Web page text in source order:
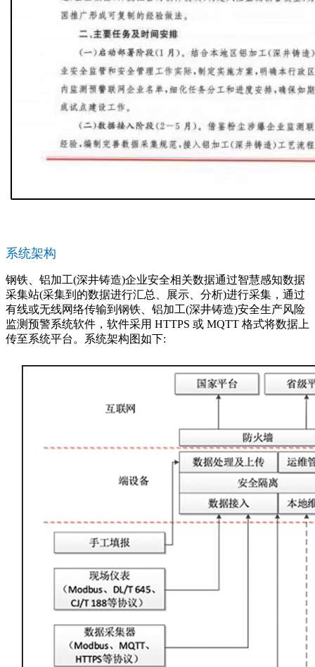
系统架构
钢铁、铝加工(深井铸造)企业安全相关数据通过智慧感知数据
采集站(采集到的数据进行汇总、展示、分析)进行采集，通过
有线或无线网络传输到钢铁、铝加工(深井铸造)安全生产风险
监测预警系统软件，软件采用 HTTPS 或 MQTT 格式将数据上
传至系统平台。系统架构图如下: